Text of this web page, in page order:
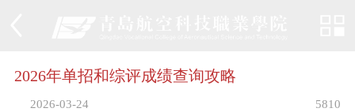
2026年单招和综评成绩查询攻略
2026-03-24 5810